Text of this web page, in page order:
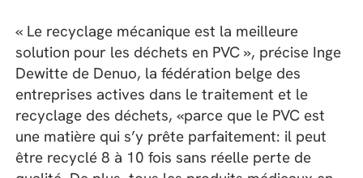
« Le recyclage mécanique est la meilleure
solution pour les déchets en PVC », précise Inge
Dewitte de Denuo, la fédération belge des
entreprises actives dans le traitement et le
recyclage des déchets, «parce que le PVC est
une matière qui s’y prête parfaitement: il peut
être recyclé 8 à 10 fois sans réelle perte de